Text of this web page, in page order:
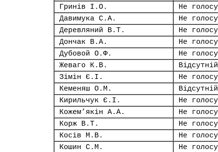
Гринів І.О.
Не
Давимука С.А.
Не
Деревляний В.Т.
Не
Дончак В.А.
Не
Дубовой О.Ф.
Не
Жеваго К.В.
Відсутній
Зімін Є.І.
Не
Кеменяш О.М.
Відсутній
Кирильчук Є.І.
Не
Кожем’якін А.А.
Не
Корж В.Т.
Не
Косів М.В.
Не
Кошин С.М.
Не